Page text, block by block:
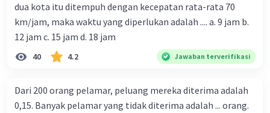
dua kota itu ditempuh dengan kecepatan rata-rata 70
km/jam, maka waktu yang diperlukan adalah .... a. 9 jam b.
12 jam c. 15 jam d. 18 jam
40 4.2 Jawaban terverifikasi
Dari 200 orang pelamar, peluang mereka diterima adalah
0,15. Banyak pelamar yang tidak diterima adalah ... orang.